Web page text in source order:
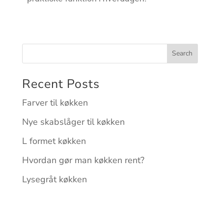
Recent Posts
Farver til køkken
Nye skabslåger til køkken
L formet køkken
Hvordan gør man køkken rent?
Lysegråt køkken